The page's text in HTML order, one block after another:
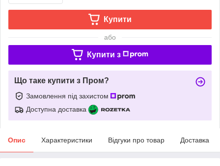
Купити
або
Купити з
Що таке купити з Пром?
Замовлення під захистом
Доступна доставка
Опис Характеристики Відгуки про товар Доставка